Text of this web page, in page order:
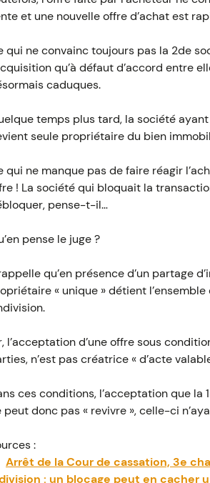
et une nouvelle offre d’achat est
qui ne convainc toujours pas la 2de
qu’à défaut d’accord entre
caduques.
temps plus tard, la société
seule propriétaire du bien
qui ne manque pas de faire réagir
! La société qui bloquait la
pense-t-il…
pense le juge ?
qu’en présence d’un partage
« unique » détient
l’acceptation d’une offre sous
n’est pas créatrice « d’acte
ces conditions, l’acceptation que
peut donc pas « revivre », celle-ci
:
Arrêt de la Cour de cassation, 3e
: un blocage peut en cacher